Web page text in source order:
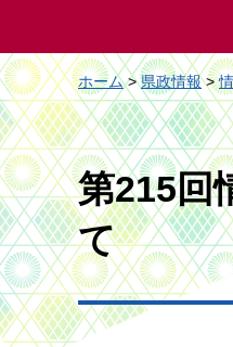
ホーム>県政情報>
第215回
て